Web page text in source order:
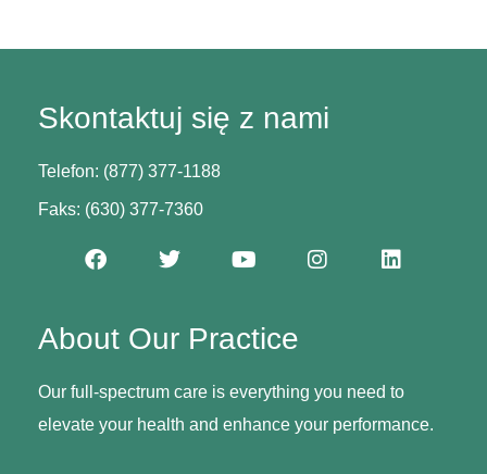
About Our Practice
Our full-spectrum care is everything you need to
elevate your health and enhance your performance.
Skontaktuj się z nami
Telefon: (877) 377-1188
Faks: (630) 377-7360